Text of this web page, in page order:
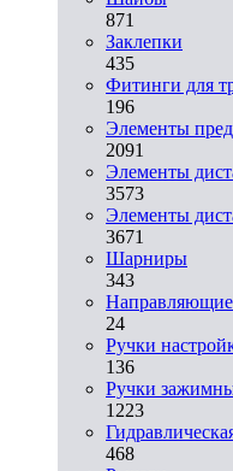
871
Заклепки
435
Фитинги для
196
Элементы
2091
Элементы
3573
Элементы
3671
Шарниры
343
24
Ручки
136
Ручки
1223
468